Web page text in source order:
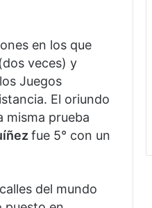
en los que
veces) y
Juegos
El oriundo
misma prueba
fue 5° con un
del mundo